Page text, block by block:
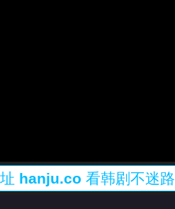
hanju.co 看韩剧不迷路